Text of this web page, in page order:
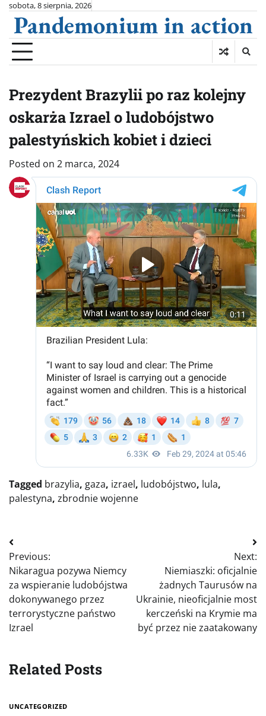
Skip
content
sobota, 8 sierpnia, 2026
Pandemonium in action
Prezydent Brazylii po raz kolejny
oskarża Izrael o ludobójstwo
palestyńskich kobiet i dzieci
Posted on 2 marca, 2024
Tagged brazylia, gaza, izrael, ludobójstwo, lula,
palestyna, zbrodnie wojenne
Nawigacja
wpisu
Previous:
Nikaragua pozywa Niemcy
za wspieranie ludobójstwa
dokonywanego przez
terrorystyczne państwo
Izrael
Next:
Niemiaszki: oficjalnie
żadnych Taurusów na
Ukrainie, nieoficjalnie most
kerczeński na Krymie ma
być przez nie zaatakowany
Related Posts
UNCATEGORIZED